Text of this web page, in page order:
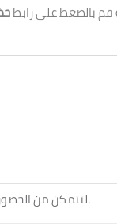
قم بالضغط على رابط
لتتمكن من.